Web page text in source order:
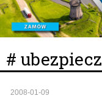
#
2008-01-09